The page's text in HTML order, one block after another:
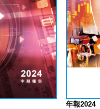
年報2024